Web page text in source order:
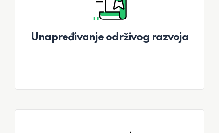
Unapređivanje održivog razvoja